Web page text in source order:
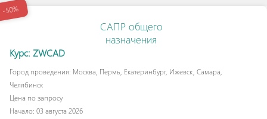
-50%
САПР общего
назначения
Курс: ZWCAD
Город проведения: Москва, Пермь, Екатеринбург, Ижевск, Самара,
Челябинск
Цена по запросу
Начало: 03 августа 2026